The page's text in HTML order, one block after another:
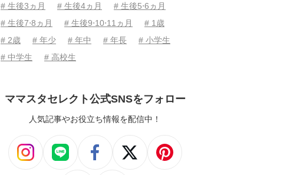
# 生後3ヵ月
# 生後4ヵ月
# 生後5⋅6ヵ月
# 生後7⋅8ヵ月
# 生後9⋅10⋅11ヵ月
# 1歳
# 2歳
# 年少 # 年中 # 年長
# 小学生
# 中学生
# 高校生
ママスタセレクト公式SNSをフォロー
人気記事やお役立ち情報を配信中！